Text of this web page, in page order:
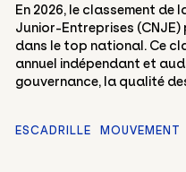
En 2026, le classement
Junior-Entreprises
dans le top national. Ce
annuel indépendant et
gouvernance, la qualité
ESCADRILLE MOUVEMENT